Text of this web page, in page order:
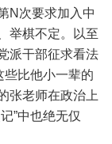
N次要求加入中
举棋不定。以至
派干部征求看法
些比他小一辈的
张老师在政治上
”中也绝无仅